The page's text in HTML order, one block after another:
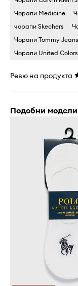
Чорапи Medicine
чорапи Skechers
Чорапи Tommy Jeans
Чорапи United
Ревю на продукта
Подобни модели